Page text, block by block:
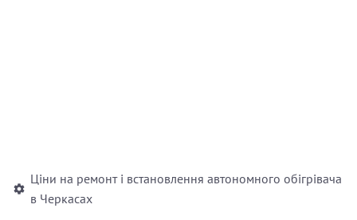
Ціни на ремонт і встановлення автономного обігрівача
в Черкасах